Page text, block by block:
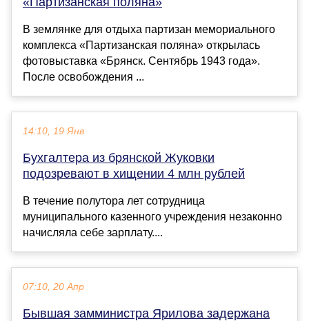
В землянке для отдыха партизан мемориального
комплекса «Партизанская поляна» открылась
фотовыставка «Брянск. Сентябрь 1943 года».
После освобождения ...
14:10, 19 Янв
Бухгалтера из брянской Жуковки
подозревают в хищении 4 млн рублей
В течение полутора лет сотрудница
муниципального казенного учреждения незаконно
начисляла себе зарплату....
07:10, 20 Апр
Бывшая замминистра Ярилова задержана